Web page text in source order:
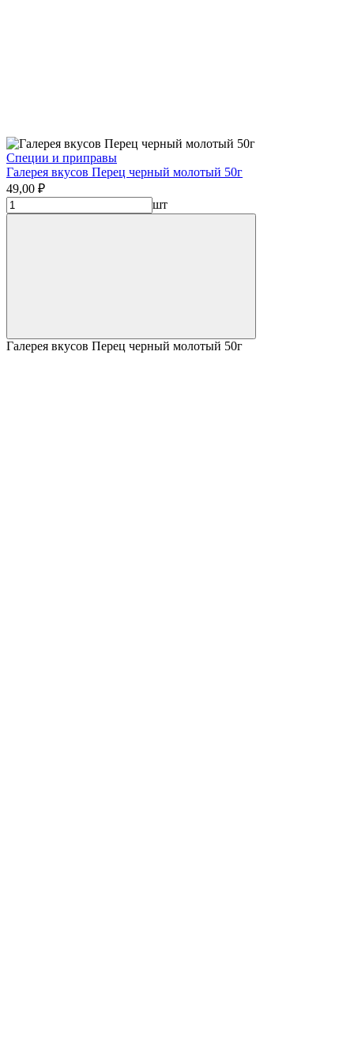
Специи и приправы
Галерея вкусов Перец черный молотый 50г
49,00 ₽
шт
Галерея вкусов Перец черный молотый 50г